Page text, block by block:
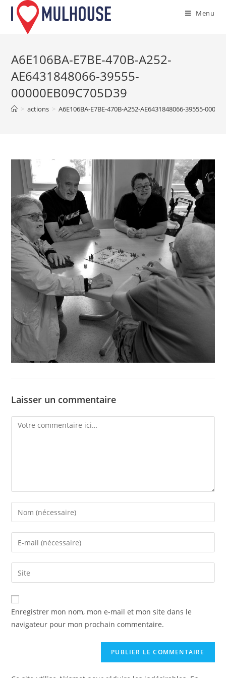
Skip
content
Menu
A6E106BA-E7BE-470B-A252-
AE6431848066-39555-
00000EB09C705D39
> actions > A6E106BA-E7BE-470B-A252-AE6431848066-39555-
Laisser un commentaire
Comment
Enter
your
name
comment
Enter
your
email
address
comment
Enter
your
website
URL
(optional)
Enregistrer mon nom, mon e-mail et mon site dans le
navigateur pour mon prochain commentaire.